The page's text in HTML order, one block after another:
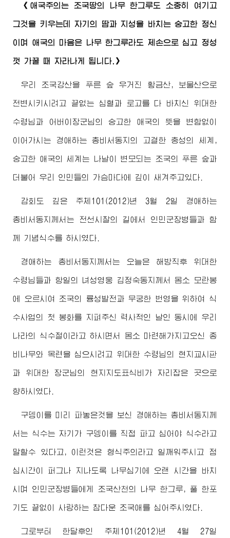
《애국주의는 조국땅의 나무 한그루도 소중히 여기고
그것을 키우는데 자기의 땀과 지성을 바치는 숭고한 정신
이며 애국의 마음은 나무 한그루라도 제손으로 심고 정성
껏 가꿀 때 자라나게 됩니다.》
우리 조국강산을 푸른 숲 우거진 황금산, 보물산으로
전변시키시려고 끝없는 심혈과 로고를 다 바치신 위대한
수령님 과 어버이장군님 의 숭고한 애국의 뜻을 변함없이
이어가시는 경애하는 총비서동지의 고결한 충성의 세계,
숭고한 애국의 세계는 나날이 변모되는 조국의 푸른 숲과
더불어 우리 인민들의 가슴마다에 깊이 새겨주고있다.
감회도 깊은 주체101(2012)년 3월 2일 경애하는
총비서동지 께서는 전선시찰의 길에서 인민군장병들과 함
께 기념식수를 하시였다.
경애하는 총비서동지 께서는 오늘은 해방직후 위대한
수령님 들과 항일의 녀성영웅 김정숙동지 께서 몸소 모란봉
에 오르시여 조국의 륭성발전과 무궁한 번영을 위하여 식
수사업의 첫 봉화를 지펴주신 력사적인 날인 동시에 우리
나라의 식수절이라고 하시면서 몸소 마련해가지고오신 종
비나무와 목련을 심으시려고 위대한 수령님의 현지교시판
과 위대한 장군님의 현지지도표식비가 자리잡은 곳으로
향하시였다.
구뎅이를 미리 파놓은것을 보신 경애하는 총비서동지 께
서는 식수는 자기가 구뎅이를 직접 파고 심어야 식수라고
말할수 있다고, 이런것은 형식주의라고 일깨워주시고 점
심시간이 퍼그나 지나도록 나무심기에 오랜 시간을 바치
시며 인민군장병들에게 조국산천의 나무 한그루, 풀 한포
기도 끝없이 사랑하는 참다운 조국애를 심어주시였다.
그로부터 한달후인 주체101(2012)년 4월 27일